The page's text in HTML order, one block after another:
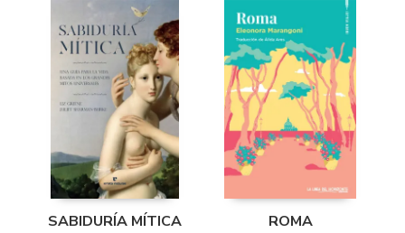
SABIDURÍA MÍTICA ROMA